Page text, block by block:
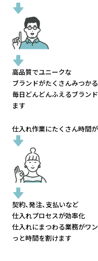
高品質でユニークな
ブランドがたくさんみつかる
毎日どんどんふえるブラン
ます
仕入れ作業にたくさん時間
契約、発注、支払いなど
仕入れプロセスが効率化
仕入れにまつわる業務がワ
っと時間を割けます